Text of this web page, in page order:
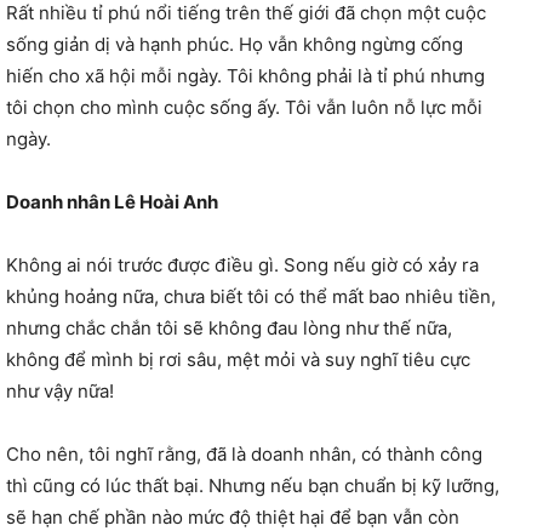
Rất nhiều tỉ phú nổi tiếng trên thế giới đã chọn một cuộc
sống giản dị và hạnh phúc. Họ vẫn không ngừng cống
hiến cho xã hội mỗi ngày. Tôi không phải là tỉ phú nhưng
tôi chọn cho mình cuộc sống ấy. Tôi vẫn luôn nỗ lực mỗi
ngày.
Doanh nhân Lê Hoài Anh
Không ai nói trước được điều gì. Song nếu giờ có xảy ra
khủng hoảng nữa, chưa biết tôi có thể mất bao nhiêu tiền,
nhưng chắc chắn tôi sẽ không đau lòng như thế nữa,
không để mình bị rơi sâu, mệt mỏi và suy nghĩ tiêu cực
như vậy nữa!
Cho nên, tôi nghĩ rằng, đã là doanh nhân, có thành công
thì cũng có lúc thất bại. Nhưng nếu bạn chuẩn bị kỹ lưỡng,
sẽ hạn chế phần nào mức độ thiệt hại để bạn vẫn còn